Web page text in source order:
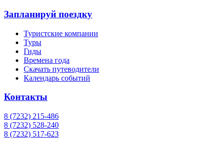
Запланируй поездку
Туристские компании
Туры
Гиды
Времена года
Скачать путеводители
Календарь событий
Контакты
8 (7232) 215-486
8 (7232) 528-240
8 (7232) 517-623